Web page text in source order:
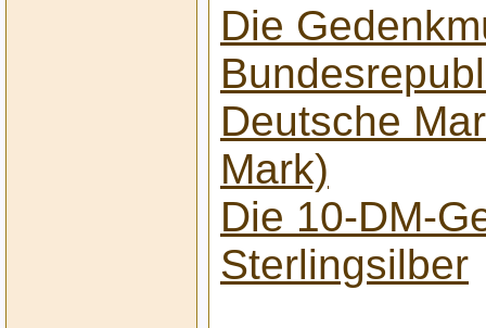
Die
Deutsche
Mark)
Die 10-DM-
Sterlingsilber